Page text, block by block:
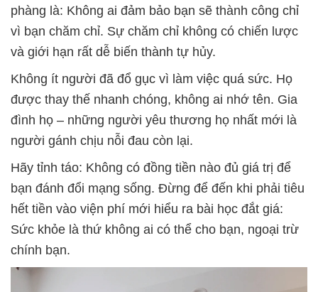
phàng là: Không ai đảm bảo bạn sẽ thành công chỉ
vì bạn chăm chỉ. Sự chăm chỉ không có chiến lược
và giới hạn rất dễ biến thành tự hủy.
Không ít người đã đổ gục vì làm việc quá sức. Họ
được thay thế nhanh chóng, không ai nhớ tên. Gia
đình họ – những người yêu thương họ nhất mới là
người gánh chịu nỗi đau còn lại.
Hãy tỉnh táo: Không có đồng tiền nào đủ giá trị để
bạn đánh đổi mạng sống. Đừng để đến khi phải tiêu
hết tiền vào viện phí mới hiểu ra bài học đắt giá:
Sức khỏe là thứ không ai có thể cho bạn, ngoại trừ
chính bạn.